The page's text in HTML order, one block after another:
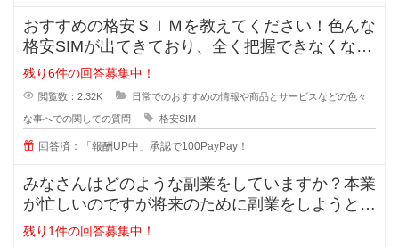
おすすめの格安ＳＩＭを教えてください！色んな
格安SIMが出てきており、全く把握できなくなっ
てきました。なので、皆さんが実
残り6件の回答募集中！
閲覧数：2.32K 日常でのおすすめの情報や商品とサービスなどの色々
な事へでの関しての質問 格安SIM
回答済：「報酬UP中」承認で100PayPay！
みなさんはどのような副業をしていますか？本業
が忙しいのですが将来のために副業をしようと思
います。手間が掛かっても構わない
残り1件の回答募集中！